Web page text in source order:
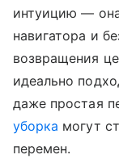
интуицию —
навигатора и
возвращения
идеально
даже простая
уборка могут
перемен.